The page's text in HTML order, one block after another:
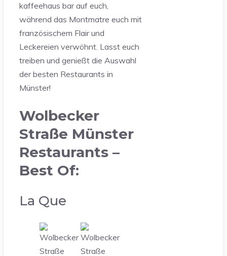
kaffeehaus bar auf euch,
während das Montmatre euch mit
französischem Flair und
Leckereien verwöhnt. Lasst euch
treiben und genießt die Auswahl
der besten Restaurants in
Münster!
Wolbecker
Straße Münster
Restaurants –
Best Of:
La Que